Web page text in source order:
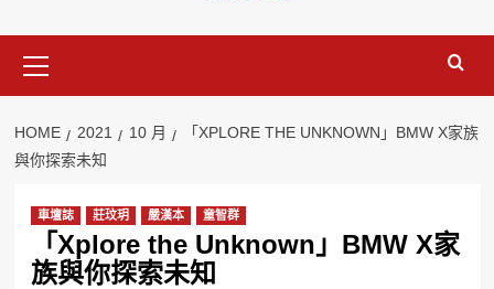
Menu
HOME 2021 10 月
「XPLORE THE UNKNOWN」BMW X家族
與你探索未知
車壇誌 莊玟玥 嚴漢本 童智群
「Xplore the Unknown」BMW X家
族與你探索未知